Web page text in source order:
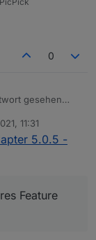
0
gesehen
Feature und
11:31
5.0.5 -
Feature